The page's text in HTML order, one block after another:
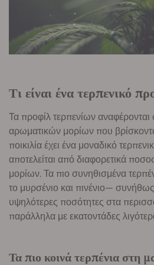
Τι είναι ένα τερπενικό
Τα προφίλ τερπενίων αναφέρονται
αρωματικών μορίων που
ποικιλία έχει ένα μοναδικό
αποτελείται από διαφορετικά
μορίων. Τα πιο συνηθισμένα
το μυρσένιο και πινένιο—
υψηλότερες ποσότητες στα
παράλληλα με εκατοντάδες
Τα πιο κοινά τερπένια στη